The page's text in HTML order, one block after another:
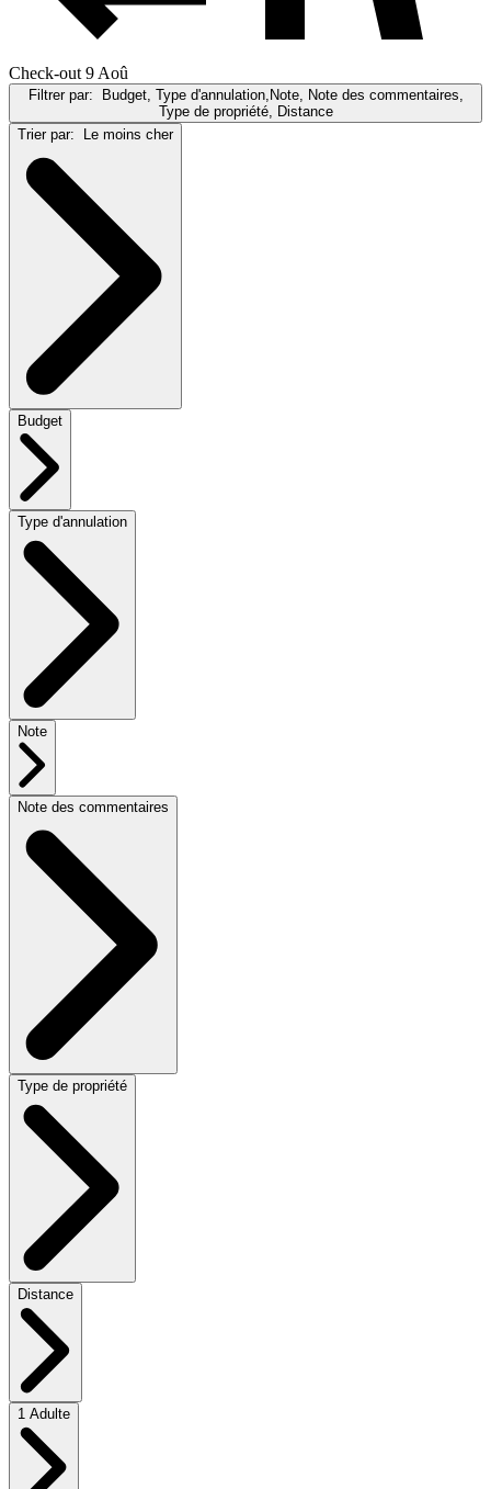
Check-out 9 Aoû
Filtrer par:
Budget, Type d'annulation,Note, Note des commentaires,
Type de propriété, Distance
Trier par:
Le moins cher
Budget
Type d'annulation
Note
Note des commentaires
Type de propriété
Distance
1 Adulte